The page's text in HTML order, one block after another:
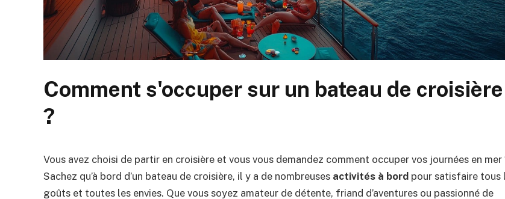
Comment s'occuper sur un bateau de croisière
?
Vous avez choisi de partir en croisière et vous vous demandez comment occuper vos journées en mer
Sachez qu’à bord d’un bateau de croisière, il y a de nombreuses activités à bord pour satisfaire tous
goûts et toutes les envies. Que vous soyez amateur de détente, friand d’aventures ou passionné de